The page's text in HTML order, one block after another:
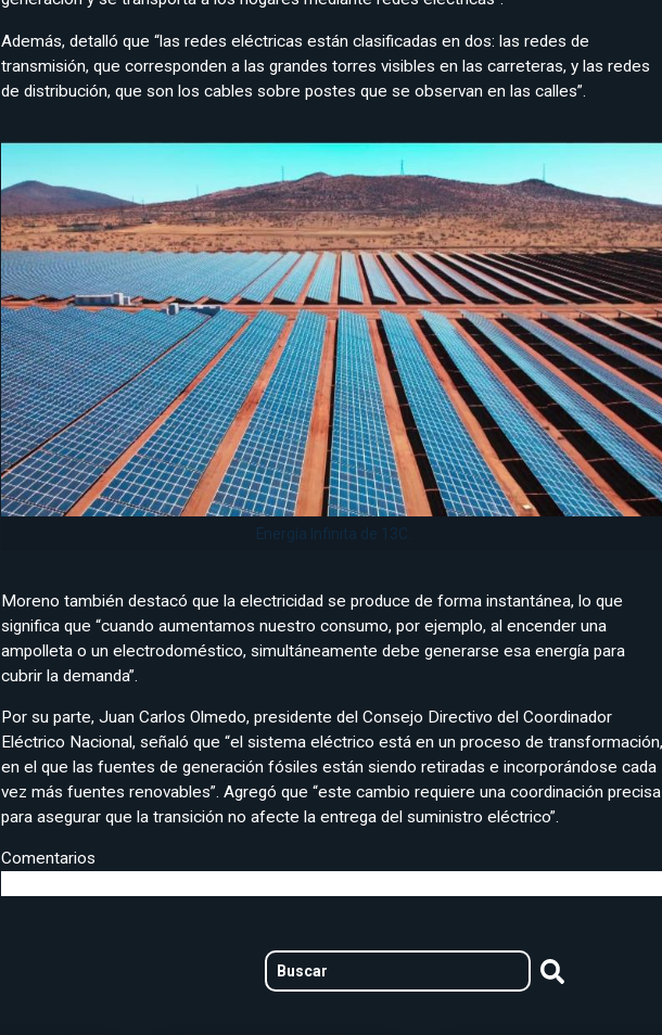
Además, detalló que “las redes eléctricas están clasificadas en dos: las redes de
transmisión, que corresponden a las grandes torres visibles en las carreteras, y las redes
de distribución, que son los cables sobre postes que se observan en las calles”.
Energía Infinita de 13C.
Moreno también destacó que la electricidad se produce de forma instantánea, lo que
significa que “cuando aumentamos nuestro consumo, por ejemplo, al encender una
ampolleta o un electrodoméstico, simultáneamente debe generarse esa energía para
cubrir la demanda”.
Por su parte, Juan Carlos Olmedo, presidente del Consejo Directivo del Coordinador
Eléctrico Nacional, señaló que “el sistema eléctrico está en un proceso de transformación,
en el que las fuentes de generación fósiles están siendo retiradas e incorporándose cada
vez más fuentes renovables”. Agregó que “este cambio requiere una coordinación precisa
para asegurar que la transición no afecte la entrega del suministro eléctrico”.
Comentarios